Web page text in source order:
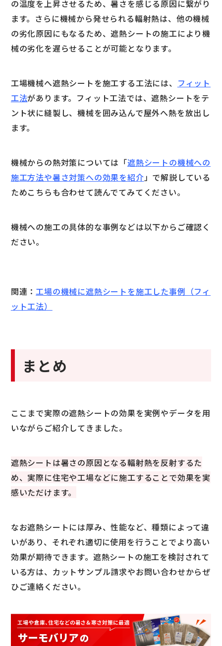
の温度を上昇させるため、暑さを感じる原因に繋がり
ます。さらに機械から発せられる輻射熱は、他の機械
の劣化原因にもなるため、遮熱シートの施工により機
械の劣化を遅らせることが可能となります。
工場機械へ遮熱シートを施工する工法には、 フィット
工法があります。フィット工法では、遮熱シートをテ
ント状に縫製し、機械を囲み込んで屋外へ熱を放出し
ます。
機械からの熱対策については「遮熱シートの機械への
施工方法や暑さ対策への効果を紹介」で解説している
ためこちらも合わせて読んでてみてください。
機械への施工の具体的な事例などは以下からご確認く
ださい。
関連：工場の機械に遮熱シートを施工した事例（フィ
ット工法）
まとめ
ここまで実際の遮熱シートの効果を実例やデータを用
いながらご紹介してきました。
遮熱シートは暑さの原因となる輻射熱を反射するた
め、実際に住宅や工場などに施工することで効果を実
感いただけます。
なお遮熱シートには厚み、性能など、種類によって違
いがあり、それぞれ適切に使用を行うことでより高い
効果が期待できます。遮熱シートの施工を検討されて
いる方は、カットサンプル請求やお問い合わせからぜ
ひご連絡ください。